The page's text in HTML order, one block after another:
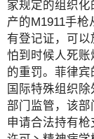
家规定的组织
产的M1911手
有登记证，可
怕到时候人死
的重罚。菲律
国际特殊组织
部门监管，该
申请合法持有